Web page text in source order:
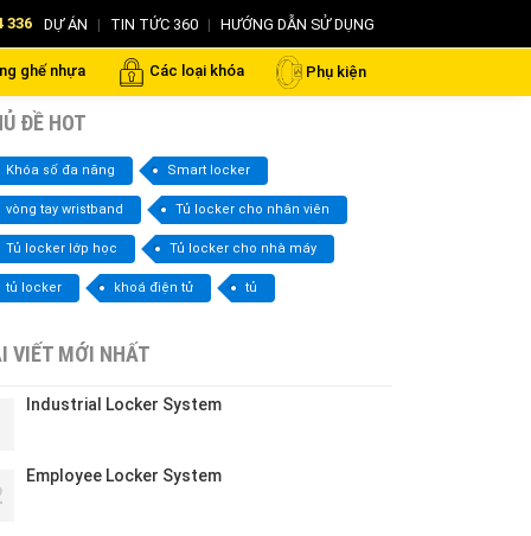
336 DỰ ÁN | TIN TỨC 360 | HƯỚNG DẪN SỬ DỤNG
ghế nhựa Các loại khóa Phụ kiện
ĐỀ HOT
Khóa số đa năng Smart locker
vòng tay wristband Tủ locker cho nhân viên
Tủ locker lớp học Tủ locker cho nhà máy
tủ locker khoá điện tử tủ
VIẾT MỚI NHẤT
Industrial Locker System
Employee Locker System